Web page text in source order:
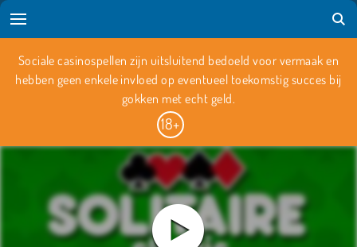
Sociale casinospellen zijn uitsluitend bedoeld voor vermaak en
hebben geen enkele invloed op eventueel toekomstig succes bij
gokken met echt geld.